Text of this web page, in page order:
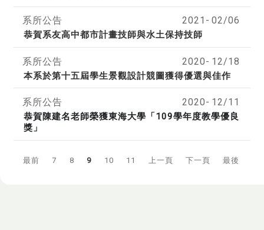
系所公告
恭賀系友高中都市計畫技師與水土保持技師
2021- 02/06
系所公告
本系於第十五屆學生景觀設計競圖獲得優選與佳作
2020- 12/18
系所公告
恭賀陳建名老師榮獲東海大學「109學年度教學優良
獎」
2020- 12/11
最前 7 8 9 10 11 上一頁 下一頁 最後